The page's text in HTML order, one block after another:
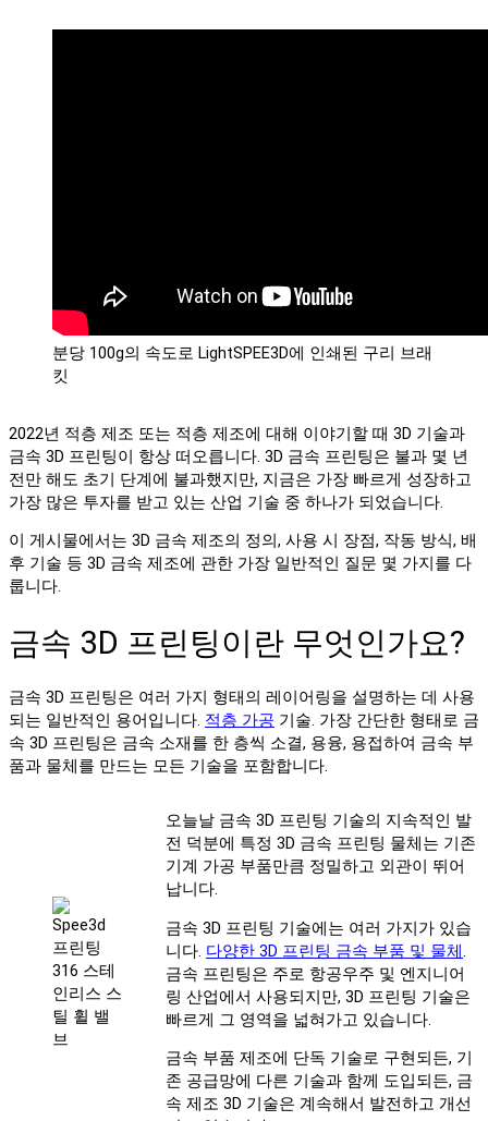
분당 100g의 속도로 LightSPEE3D에 인쇄된 구리 브래
킷
2022년 적층 제조 또는 적층 제조에 대해 이야기할 때 3D 기술과
금속 3D 프린팅이 항상 떠오릅니다. 3D 금속 프린팅은 불과 몇 년
전만 해도 초기 단계에 불과했지만, 지금은 가장 빠르게 성장하고
가장 많은 투자를 받고 있는 산업 기술 중 하나가 되었습니다.
이 게시물에서는 3D 금속 제조의 정의, 사용 시 장점, 작동 방식, 배
후 기술 등 3D 금속 제조에 관한 가장 일반적인 질문 몇 가지를 다
룹니다.
금속 3D 프린팅이란 무엇인가요?
금속 3D 프린팅은 여러 가지 형태의 레이어링을 설명하는 데 사용
되는 일반적인 용어입니다. 적층 가공 기술. 가장 간단한 형태로 금
속 3D 프린팅은 금속 소재를 한 층씩 소결, 용융, 용접하여 금속 부
품과 물체를 만드는 모든 기술을 포함합니다.
오늘날 금속 3D 프린팅 기술의 지속적인 발
전 덕분에 특정 3D 금속 프린팅 물체는 기존
기계 가공 부품만큼 정밀하고 외관이 뛰어
납니다.
금속 3D 프린팅 기술에는 여러 가지가 있습
니다. 다양한 3D 프린팅 금속 부품 및 물체 .
금속 프린팅은 주로 항공우주 및 엔지니어
링 산업에서 사용되지만, 3D 프린팅 기술은
빠르게 그 영역을 넓혀가고 있습니다.
금속 부품 제조에 단독 기술로 구현되든, 기
존 공급망에 다른 기술과 함께 도입되든, 금
속 제조 3D 기술은 계속해서 발전하고 개선